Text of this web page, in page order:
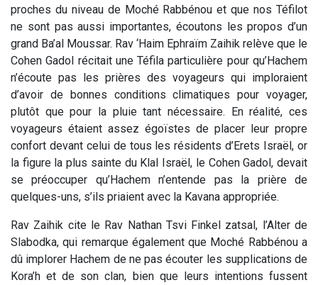
proches du niveau de Moché Rabbénou et que nos Téfilot
ne sont pas aussi importantes, écoutons les propos d’un
grand Ba’al Moussar. Rav ‘Haim Ephraïm Zaihik relève que le
Cohen Gadol récitait une Téfila particulière pour qu’Hachem
n’écoute pas les prières des voyageurs qui imploraient
d’avoir de bonnes conditions climatiques pour voyager,
plutôt que pour la pluie tant nécessaire. En réalité, ces
voyageurs étaient assez égoïstes de placer leur propre
confort devant celui de tous les résidents d’Erets Israël, or
la figure la plus sainte du Klal Israël, le Cohen Gadol, devait
se préoccuper qu’Hachem n’entende pas la prière de
quelques-uns, s’ils priaient avec la Kavana appropriée.
Rav Zaihik cite le Rav Nathan Tsvi Finkel zatsal, l’Alter de
Slabodka, qui remarque également que Moché Rabbénou a
dû implorer Hachem de ne pas écouter les supplications de
Kora’h et de son clan, bien que leurs intentions fussent